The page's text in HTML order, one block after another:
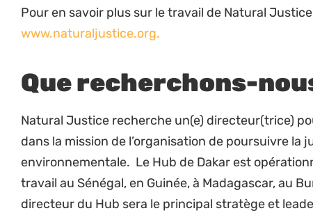
région.
En incarnant les valeurs partagées de
diriger l’équipe du Hub pour s’assurer que
solides et de qualité sont offerts aux
et aux autres parties prenantes concernées
Fournir un soutien et une supervision aux
mise en œuvre des objectifs